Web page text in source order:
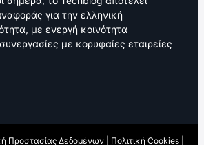
για την ελληνική
με ενεργή κοινότητα
με κορυφαίες εταιρείες
Προστασίας Δεδομένων Πολιτική Cookies